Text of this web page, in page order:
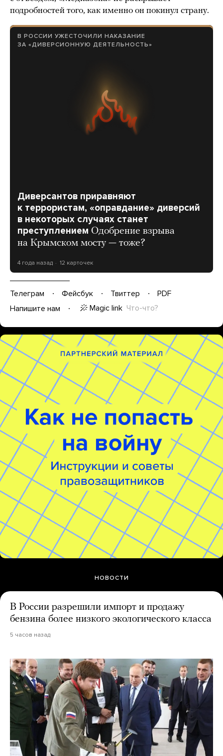
подробностей того, как именно он покинул страну.
В РОССИИ УЖЕСТОЧИЛИ НАКАЗАНИЕ
ЗА «ДИВЕРСИОННУЮ ДЕЯТЕЛЬНОСТЬ»
Диверсантов приравняют
к террористам, «оправдание» диверсий
в некоторых случаях станет
преступлением Одобрение взрыва
на Крымском мосту — тоже?
4 года назад 12 карточек
Телеграм Фейсбук Твиттер
PDF
Напишите нам
Magic link Что-что?
НОВОСТИ
В России разрешили импорт и продажу
бензина более низкого экологического класса
5 часов назад